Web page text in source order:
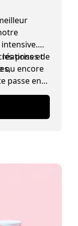
prises de
et
ou encore
passe en